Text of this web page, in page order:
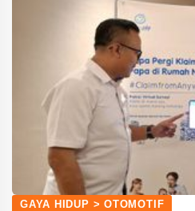
GAYA HIDUP > OTOMOTIF